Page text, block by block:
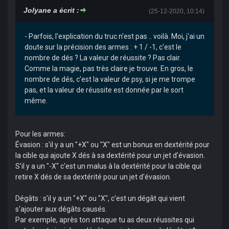
(25-12-2020, 10:14)
Jolyane a écrit :
- Parfois, l'explication du truc n'est pas .. voilà. Moi, j'ai un
doute sur la précision des armes : + 1 / -1, c'est le
nombre de dés ? La valeur de réussite ? Pas clair.
Comme la magie, pas très claire je trouve. En gros, le
nombre de dés, c'est la valeur de psy, si je me trompe
pas, et la valeur de réussite est donnée par le sort
même.
Pour les armes:
Évasion : s'il y a un "+X" ou "X" est un bonus en dextérité pour
la cible qui ajoute X dés à sa dextérité pour un jet d'évasion.
S'il y a un "-X" c'est un malus à la dextérité pour la cible qui
retire X dés de sa dextérité pour un jet d'évasion.
Dégâts : s'il y a un "+X" ou "X", c'est un dégât qui vient
s'ajouter aux dégâts causés.
Par exemple, après ton attaque tu as deux réussites qui